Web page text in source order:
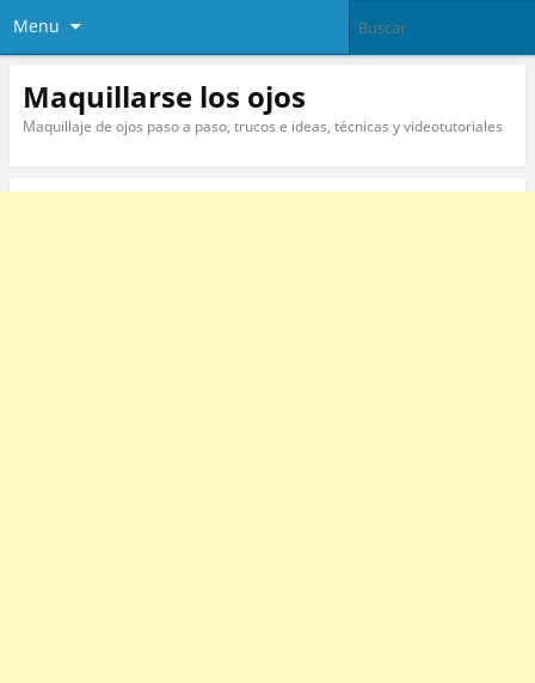
Menu
Maquillarse los ojos
Maquillaje de ojos paso a paso, trucos e ideas, técnicas y videotutoriales